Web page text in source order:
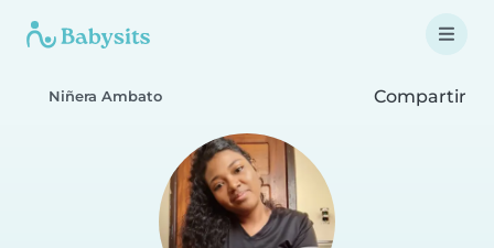
Niñera Ambato Compartir